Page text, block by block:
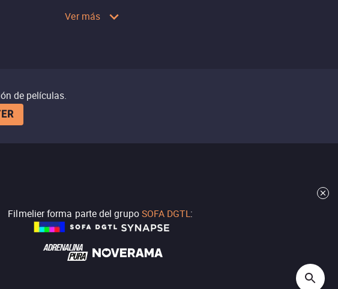
Ver más
de películas.
Filmelier forma parte del grupoSOFA DGTL: